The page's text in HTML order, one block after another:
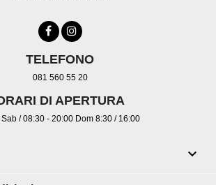
TELEFONO
081 560 55 20
DI APERTURA
Sab / 08:30 - 20:00 Dom 8:30 / 16:00
